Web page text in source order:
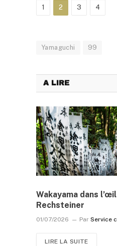
1 2 3 4
Yamaguchi 99
A LIRE
Wakayama dans l’œil
Rechsteiner
01/07/2026 Par Service
LIRE LA SUITE